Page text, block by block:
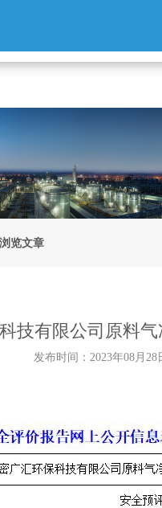
览文章
技有限公司原料
发布时间：2023年08月